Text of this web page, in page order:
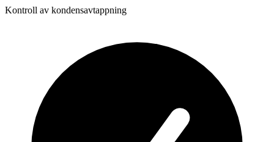
Kontroll av kondensavtappning